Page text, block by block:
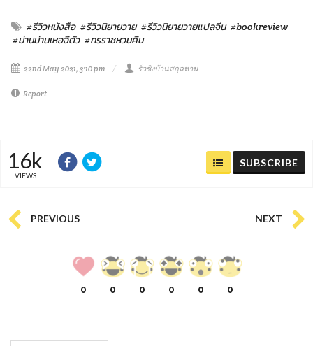
#รีวิวหนังสือ #รีวิวนิยายวาย #รีวิวนิยายวายแปลจีน #bookreview
#ม่านม่านเหอฉีตัว #ทรราชหวนคืน
22nd May 2021, 3:10 pm รั่วชิงบ้านสกุลหาน
Report
16k
VIEWS
SUBSCRIBE
PREVIOUS NEXT
0 0 0 0 0 0